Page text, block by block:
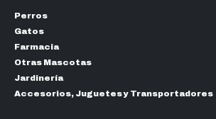
Perros
Gatos
Farmacia
Otras Mascotas
Jardinería
Accesorios, Juguetes y Transportadores